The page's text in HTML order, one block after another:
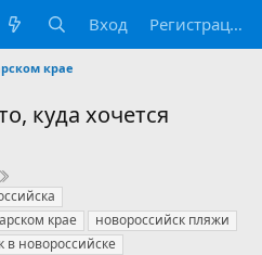
Вход Регистрация
крае
куда хочется
Т
е
г
и
крае
новороссийск пляжи
в новороссийске